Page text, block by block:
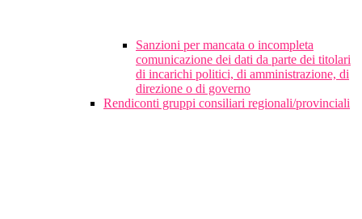
Sanzioni per mancata o incompleta
comunicazione dei dati da parte dei titolari
di incarichi politici, di amministrazione, di
direzione o di governo
Rendiconti gruppi consiliari regionali/provinciali